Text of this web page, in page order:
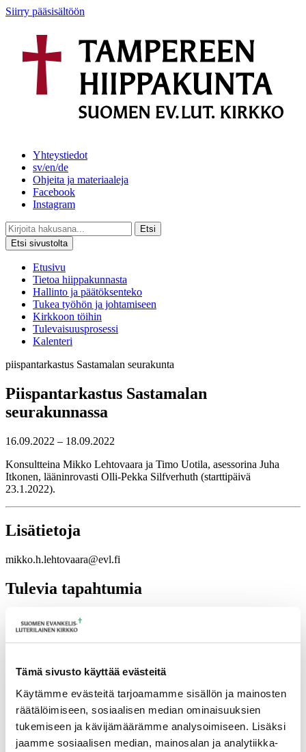
Tämä sivusto käyttää evästeitä
Käytämme evästeitä tarjoamamme sisällön ja mainosten
räätälöimiseen, sosiaalisen median ominaisuuksien
tukemiseen ja kävijämäärämme analysoimiseen. Lisäksi
jaamme sosiaalisen median, mainosalan ja analytiikka-
Siirry pääsisältöön
Yhteystiedot
sv/en/de
Ohjeita ja materiaaleja
Facebook
Instagram
Etsi
Etsi sivustolta
Etusivu
Tietoa hiippakunnasta
Hallinto ja päätöksenteko
Tukea työhön ja johtamiseen
Kirkkoon töihin
Tulevaisuusprosessi
Kalenteri
piispantarkastus Sastamalan seurakunta
Piispantarkastus Sastamalan
seurakunnassa
16.09.2022 – 18.09.2022
Konsultteina Mikko Lehtovaara ja Timo Uotila, asessorina Juha
Itkonen, lääninrovasti Olli-Pekka Silfverhuth (starttipäivä
23.1.2022).
Lisätietoja
mikko.h.lehtovaara@evl.fi
Tulevia tapahtumia
Tuomiokapitulin istunto
Ikkunoita kristilliseen spiritualiteettiin: Matkakumppanuuden päivä
Toimistoväen verkostotapaaminen 08.09.2026
Takaisin tapahtumiin